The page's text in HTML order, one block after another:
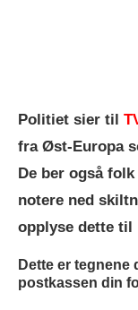
Politiet sier til
fra Øst-Europa
De ber også
notere ned
opplyse dette til
Dette er
postkassen din